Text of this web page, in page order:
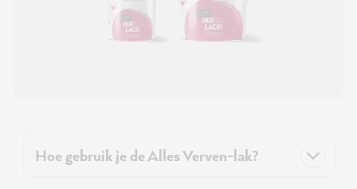
Hoe gebruik je de Alles Verven-lak?